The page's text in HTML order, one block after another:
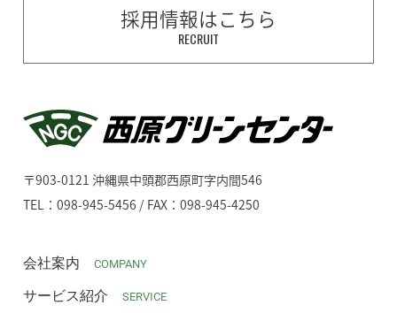
採用情報はこちら
RECRUIT
〒903-0121 沖縄県中頭郡西原町字内間546
TEL：098-945-5456 / FAX：098-945-4250
会社案内 COMPANY
サービス紹介 SERVICE